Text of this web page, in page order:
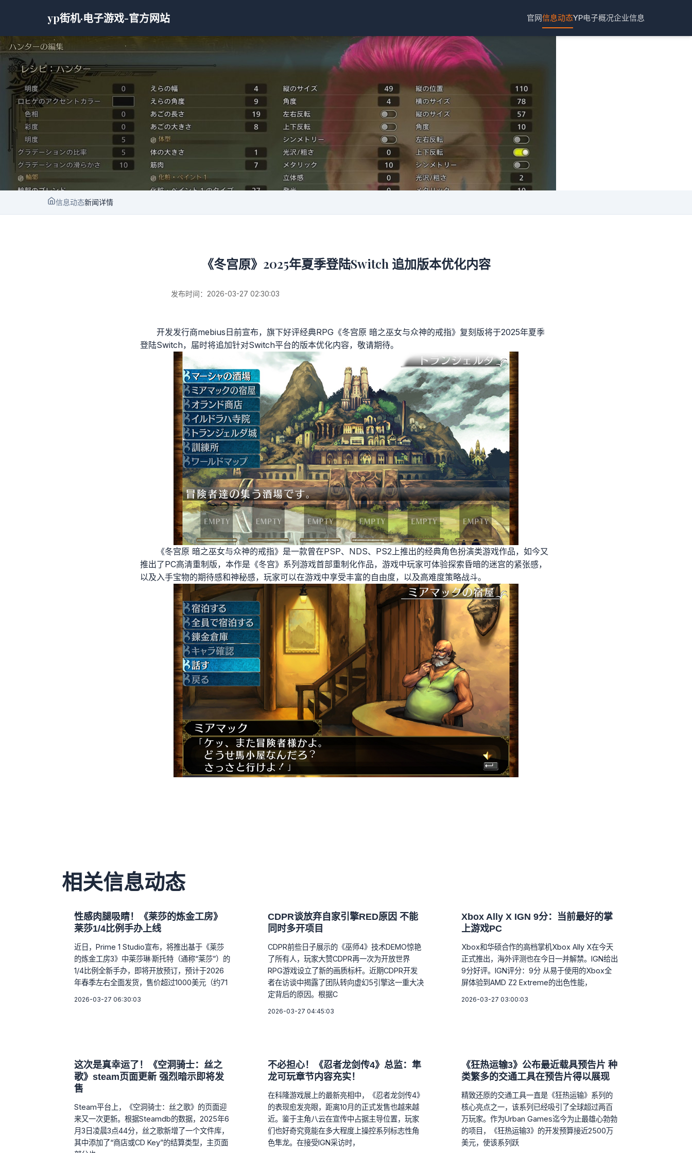
yp街机·电子游戏-官方网站 官网信息动态YP电子概况企业信息
信息动态新闻详情
《冬宫原》2025年夏季登陆Switch 追加版本优化内容
发布时间：2026-03-27 02:30:03
开发发行商mebius日前宣布，旗下好评经典RPG《冬宫原 暗之巫女与众神的戒指》复刻版将于2025年夏季
登陆Switch，届时将追加针对Switch平台的版本优化内容，敬请期待。
《冬宫原 暗之巫女与众神的戒指》是一款曾在PSP、NDS、PS2上推出的经典角色扮演类游戏作品，如今又
推出了PC高清重制版，本作是《冬宫》系列游戏首部重制化作品，游戏中玩家可体验探索昏暗的迷宫的紧张感，
以及入手宝物的期待感和神秘感，玩家可以在游戏中享受丰富的自由度，以及高难度策略战斗。
相关信息动态
性感肉腿吸睛！《莱莎的炼金工房》
莱莎1/4比例手办上线
近日，Prime 1 Studio宣布，将推出基于《莱莎
的炼金工房3》中莱莎琳·斯托特（通称“莱莎”）的
1/4比例全新手办，即将开放预订，预计于2026
年春季左右全面发货，售价超过1000美元（约71
2026-03-27 06:30:03
CDPR谈放弃自家引擎RED原因 不能
同时多开项目
CDPR前些日子展示的《巫师4》技术DEMO惊艳
了所有人，玩家大赞CDPR再一次为开放世界
RPG游戏设立了新的画质标杆。近期CDPR开发
者在访谈中揭露了团队转向虚幻5引擎这一重大决
定背后的原因。根据C
2026-03-27 04:45:03
Xbox Ally X IGN 9分：当前最好的掌
上游戏PC
Xbox和华硕合作的高档掌机Xbox Ally X在今天
正式推出，海外评测也在今日一并解禁。IGN给出
9分好评。IGN评分：9分 从易于使用的Xbox全
屏体验到AMD Z2 Extreme的出色性能，
2026-03-27 03:00:03
这次是真幸运了！《空洞骑士：丝之
歌》steam页面更新 强烈暗示即将发
售
Steam平台上，《空洞骑士：丝之歌》的页面迎
来又一次更新。根据Steamdb的数据，2025年6
月3日凌晨3点44分，丝之歌新增了一个文件库，
其中添加了“商店或CD Key”的结算类型，主页面
不必担心！《忍者龙剑传4》总监：隼
龙可玩章节内容充实！
在科隆游戏展上的最新亮相中，《忍者龙剑传4》
的表现愈发亮眼，距离10月的正式发售也越来越
近。鉴于主角八云在宣传中占据主导位置，玩家
们也好奇究竟能在多大程度上操控系列标志性角
色隼龙。在接受IGN采访时，
《狂热运输3》公布最近载具预告片 种
类繁多的交通工具在预告片得以展现
精致还原的交通工具一直是《狂热运输》系列的
核心亮点之一，该系列已经吸引了全球超过两百
万玩家。作为Urban Games迄今为止最雄心勃勃
的项目，《狂热运输3》的开发预算接近2500万
美元，使该系列跃